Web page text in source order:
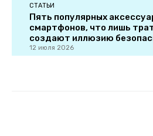
СТАТЬИ
Пять популярных
смартфонов, что лишь
создают иллюзию
12 июля 2026